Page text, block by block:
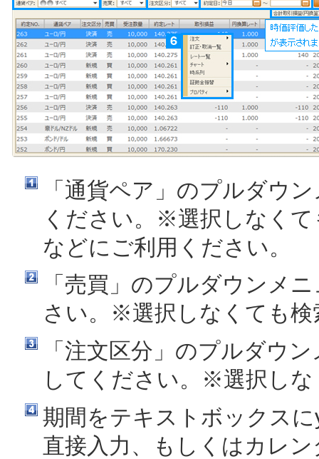
「通貨ペア」のプルダウ
ください。※選択しなく
などにご利用ください。
「売買」のプルダウンメ
さい。※選択しなくても検
「注文区分」のプルダウ
してください。※選択し
期間をテキストボックス
直接入力、もしくはカレ